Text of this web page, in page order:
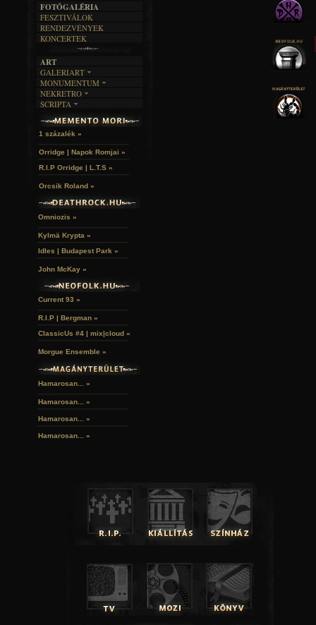
FOTÓGALÉRIA
FESZTIVÁLOK
RENDEZVÉNYEK
KONCERTEK
ART
GALERIART
ARTGALERI
KÉPREGÉNYEK
LAKÁSKULTS
MONUMENTUM
TEMETŐK
TEMPLOMOK
VÁRAK
HELYEK
NEKRETRO
SZUBKULT
FEKETE LYUK
RELIKVIÁK
SCRIPTA
NOVELLÁK
VERSEK
1 százalék »
Orridge | Napok Romjai »
R.I.P Orridge | L.T.S »
Orcsik Roland »
Omniozis »
Kylmä Krypta »
Idles | Budapest Park »
John McKay »
Current 93 »
R.I.P | Bergman »
ClassicUs #4 | mix|cloud »
Morgue Ensemble »
Hamarosan... »
Hamarosan... »
Hamarosan... »
Hamarosan... »